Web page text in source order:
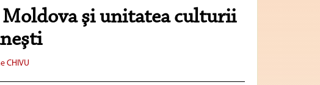
şi unitatea culturii
CHIVU